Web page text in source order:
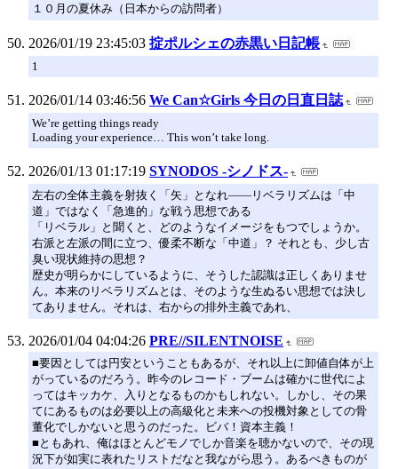
１０月の夏休み（日本からの訪問者）
2026/01/19 23:45:03 掟ポルシェの赤黒い日記帳
1
2026/01/14 03:46:56 We Can☆Girls 今日の日直日誌
We’re getting things ready
Loading your experience… This won’t take long.
2026/01/13 01:17:19 SYNODOS -シノドス-
左右の全体主義を射抜く「矢」となれ――リベラリズムは「中
道」ではなく「急進的」な戦う思想である
「リベラル」と聞くと、どのようなイメージをもつでしょうか。
右派と左派の間に立つ、優柔不断な「中道」？ それとも、少し古
臭い現状維持の思想？
歴史が明らかにしているように、そうした認識は正しくありませ
ん。本来のリベラリズムとは、そのような生ぬるい思想では決し
てありません。それは、右からの排外主義であれ、
2026/01/04 04:04:26 PRE//SILENTNOISE
■要因としては円安ということもあるが、それ以上に卸値自体が上
がっているのだろう。昨今のレコード・ブームは確かに世代によ
ってはキッカケ、入りとなるものかもしれない。しかし、その果
てにあるものは必要以上の高級化と未来への投機対象としての骨
董化でしかないと思うのだった。ビバ！資本主義！
■ともあれ、俺はほとんどモノでしか音楽を聴かないので、その現
況下が如実に表れたリストだなと我ながら思う。あるべきものが